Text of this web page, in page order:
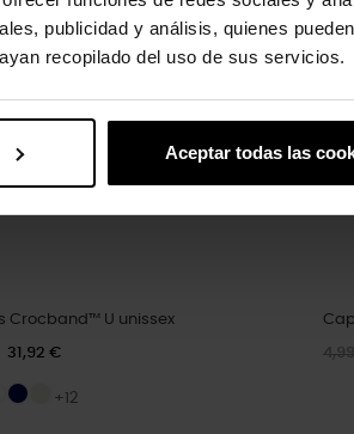
publicidad y análisis, quienes pueden
recopilado del uso de sus servicios.
Aceptar todas las
Crocband™ U unissex
31,92 €
+12